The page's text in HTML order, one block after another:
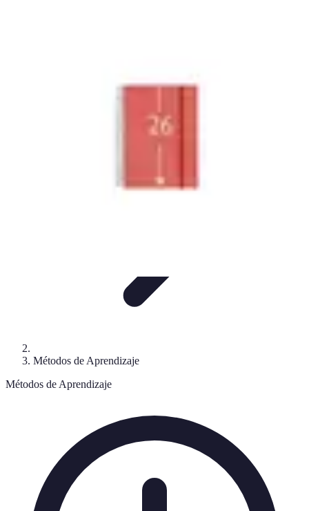
Métodos de Aprendizaje
Métodos de Aprendizaje